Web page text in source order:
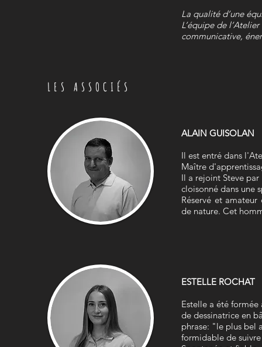
La qualité d’une
L’équipe de
communicative,
LES ASSOCIÉS
ALAIN GUISOLAN
Il est entré dans
Maître
Il a rejoint Steve
cloisonné dans une
Réservé et
de nature. Cet
ESTELLE ROCHAT
Estelle a été
de dessinatrice en
phrase: "le plus bel
formidable de